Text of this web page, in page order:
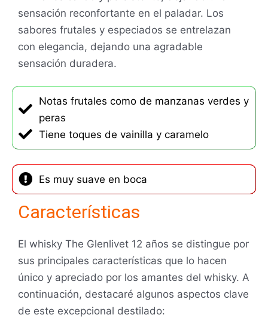
sensación reconfortante en el paladar. Los
sabores frutales y especiados se entrelazan
con elegancia, dejando una agradable
sensación duradera.
Notas frutales como de manzanas verdes y
peras
Tiene toques de vainilla y caramelo
Es muy suave en boca
Características
El whisky The Glenlivet 12 años se distingue por
sus principales características que lo hacen
único y apreciado por los amantes del whisky. A
continuación, destacaré algunos aspectos clave
de este excepcional destilado: